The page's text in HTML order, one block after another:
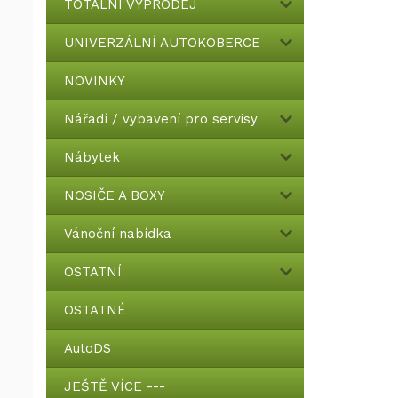
TOTÁLNÍ VÝPRODEJ
UNIVERZÁLNÍ AUTOKOBERCE
NOVINKY
Nářadí / vybavení pro servisy
Nábytek
NOSIČE A BOXY
Vánoční nabídka
OSTATNÍ
OSTATNÉ
AutoDS
JEŠTĚ VÍCE ---